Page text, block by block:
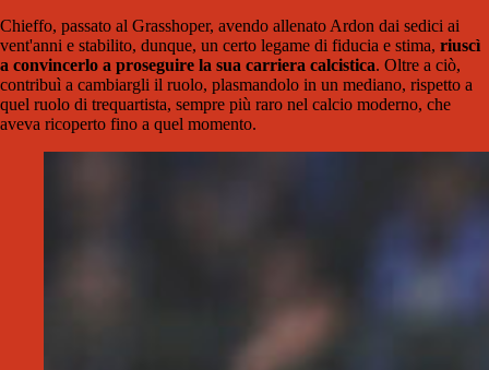
Chieffo, passato al Grasshoper, avendo allenato Ardon dai sedici ai
vent'anni e stabilito, dunque, un certo legame di fiducia e stima, riuscì
a convincerlo a proseguire la sua carriera calcistica. Oltre a ciò,
contribuì a cambiargli il ruolo, plasmandolo in un mediano, rispetto a
quel ruolo di trequartista, sempre più raro nel calcio moderno, che
aveva ricoperto fino a quel momento.